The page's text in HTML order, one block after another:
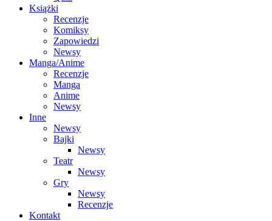
Książki
Recenzje
Komiksy
Zapowiedzi
Newsy
Manga/Anime
Recenzje
Manga
Anime
Newsy
Inne
Newsy
Bajki
Newsy
Teatr
Newsy
Gry
Newsy
Recenzje
Kontakt